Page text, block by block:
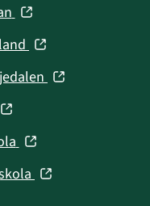
nytt
fönster)
(öppnas
nytt
fönster)
(öppnas
nytt (öppnas
(öppnas
(öppnas
nytt(öppnas